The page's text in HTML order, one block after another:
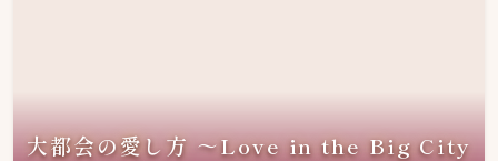
大都会の愛し方 ～Love in the Big City